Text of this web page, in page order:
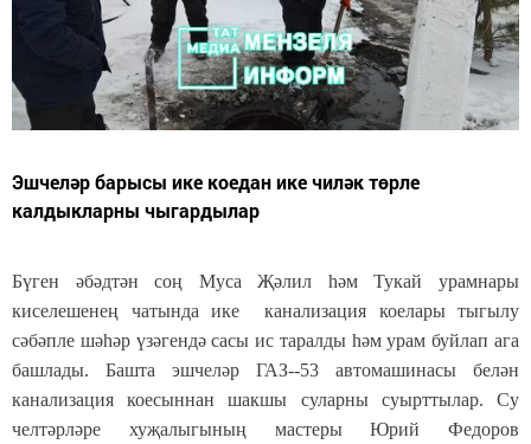
Эшчеләр барысы ике коедан ике чиләк төрле
калдыкларны чыгардылар
Бүген әбәдтән соң Муса Җәлил һәм Тукай урамнары
киселешенең чатында ике канализация коелары тыгылу
сәбәпле шәһәр үзәгендә сасы ис таралды һәм урам буйлап ага
башлады. Башта эшчеләр ГАЗ--53 автомашинасы белән
канализация коесыннан шакшы суларны суырттылар. Су
челтәрләре хуҗалыгының мастеры Юрий Федоров